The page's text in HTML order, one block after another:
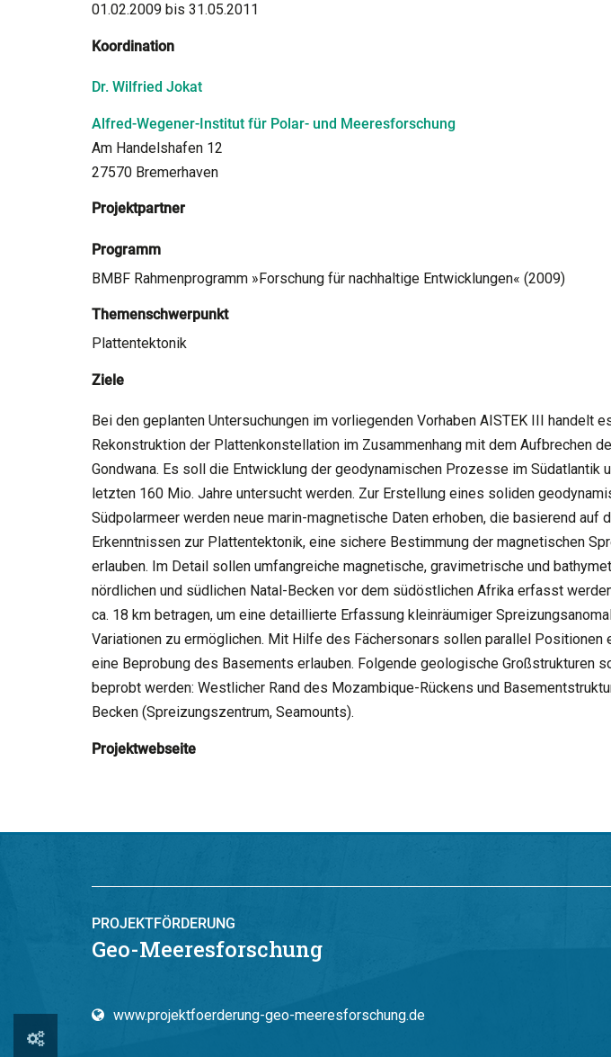
01.02.2009 bis 31.05.2011
Koordination
Dr. Wilfried Jokat
Alfred-Wegener-Institut für Polar- und Meeresforschung
Am Handelshafen 12
27570 Bremerhaven
Projektpartner
Programm
BMBF Rahmenprogramm »Forschung für nachhaltige Entwicklungen« (2009)
Themenschwerpunkt
Plattentektonik
Ziele
Bei den geplanten Untersuchungen im vorliegenden Vorhaben AISTEK III handelt
Rekonstruktion der Plattenkonstellation im Zusammenhang mit dem Aufbrechen
Gondwana. Es soll die Entwicklung der geodynamischen Prozesse im Südatlantik
letzten 160 Mio. Jahre untersucht werden. Zur Erstellung eines soliden
Südpolarmeer werden neue marin-magnetische Daten erhoben, die basierend auf
Erkenntnissen zur Plattentektonik, eine sichere Bestimmung der magnetischen
erlauben. Im Detail sollen umfangreiche magnetische, gravimetrische und
nördlichen und südlichen Natal-Becken vor dem südöstlichen Afrika erfasst
ca. 18 km betragen, um eine detaillierte Erfassung kleinräumiger
Variationen zu ermöglichen. Mit Hilfe des Fächersonars sollen parallel Positionen
eine Beprobung des Basements erlauben. Folgende geologische Großstrukturen
beprobt werden: Westlicher Rand des Mozambique-Rückens und
Becken (Spreizungszentrum, Seamounts).
Projektwebseite
PROJEKTFÖRDERUNG
Geo-Meeresforschung
www.projektfoerderung-geo-meeresforschung.de